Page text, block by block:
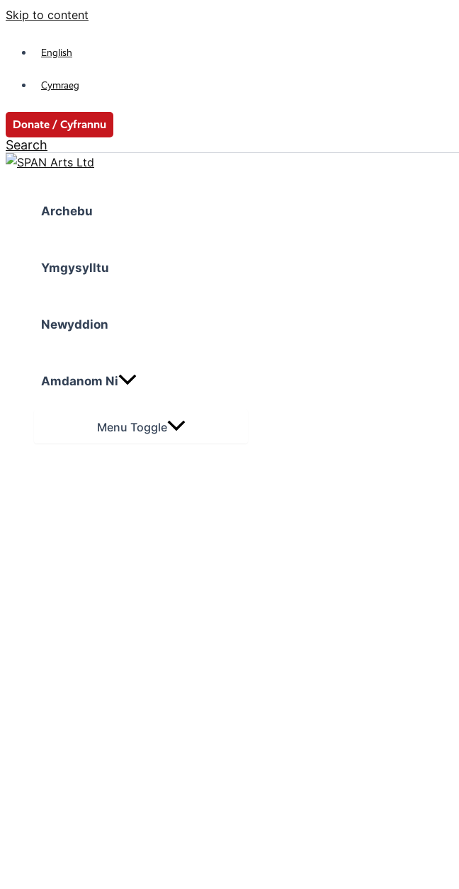
Skip to content
English
Cymraeg
Donate / Cyfrannu
Search
Archebu
Ymgysylltu
Newyddion
Amdanom Ni
Menu Toggle